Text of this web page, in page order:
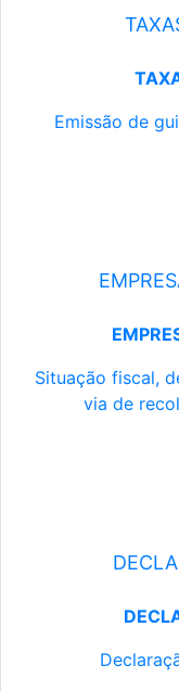
Emissão de
Situação fiscal,
via de